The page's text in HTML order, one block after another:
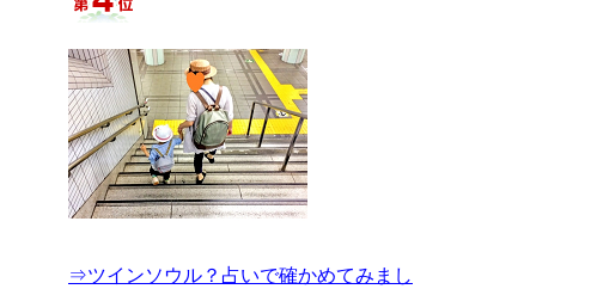
⇒ツインソウル？占いで確かめてみまし